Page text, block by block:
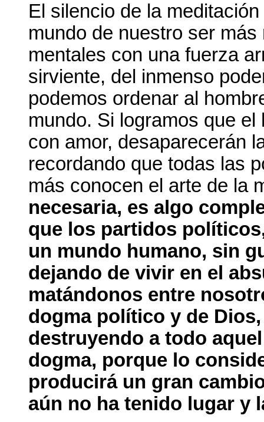
El silencio de la
mundo de nuestro ser
mentales con una fuerza
sirviente, del inmenso
podemos ordenar al
mundo. Si logramos que
con amor, desaparecerán
recordando que todas las
más conocen el arte de la
necesaria, es algo
que los partidos
un mundo humano, sin
dejando de vivir en el
matándonos entre
dogma político y de
destruyendo a todo
dogma, porque lo
producirá un gran
aún no ha tenido lugar y